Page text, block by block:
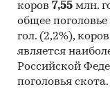
Площадь з/у
Период
планирования
коров 7,55 млн.
общее
гол. (2,2%),
является
Российской
поголовья скота.